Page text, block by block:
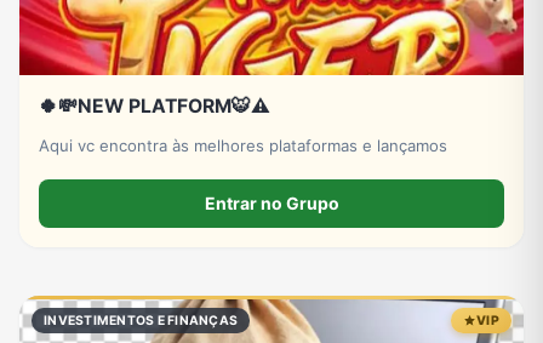
🍀💸NEW PLATFORM🐯⚠️
Aqui vc encontra às melhores plataformas e lançamos
Entrar no Grupo
INVESTIMENTOS E FINANÇAS VIP